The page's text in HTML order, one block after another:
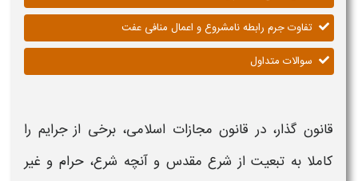
تفاوت جرم رابطه نامشروع و اعمال منافی عفت
سوالات متداول
قانون گذار، در قانون مجازات اسلامی، برخی از جرایم را
کاملا به تبعیت از شرع مقدس و آنچه شرع، حرام و غیر